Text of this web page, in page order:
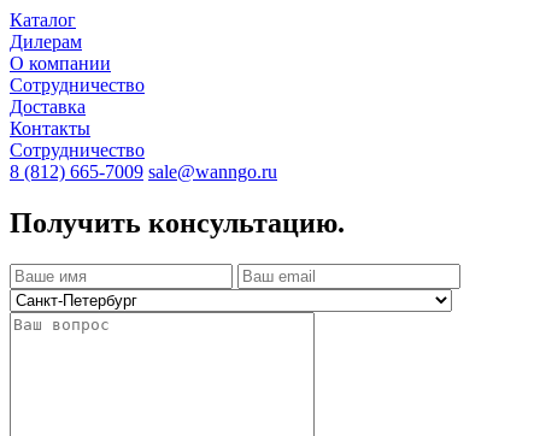
Каталог
Дилерам
О компании
Сотрудничество
Доставка
Контакты
Сотрудничество
8 (812) 665-7009 sale@wanngo.ru
Получить консультацию.